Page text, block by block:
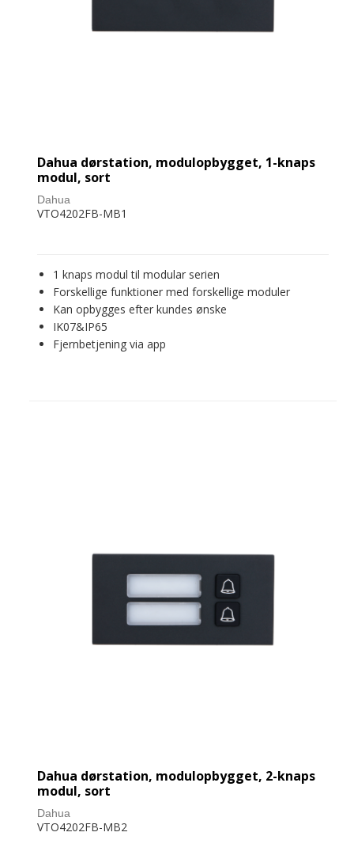
Dahua dørstation, modulopbygget, 1-knaps
modul, sort
Dahua
VTO4202FB-MB1
1 knaps modul til modular serien
Forskellige funktioner med forskellige moduler
Kan opbygges efter kundes ønske
IK07&IP65
Fjernbetjening via app
Dahua dørstation, modulopbygget, 2-knaps
modul, sort
Dahua
VTO4202FB-MB2